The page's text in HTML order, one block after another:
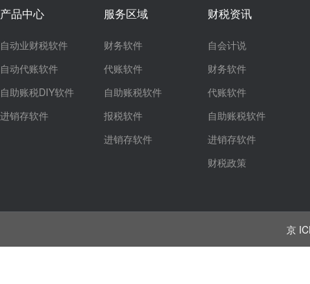
产品中心
自动业财税软件
自动代账软件
自助账税DIY软件
进销存软件
服务区域
财务软件
代账软件
自助账税软件
报税软件
进销存软件
财税资讯
自会计说
财务软件
代账软件
自助账税软件
进销存软件
财税政策
京